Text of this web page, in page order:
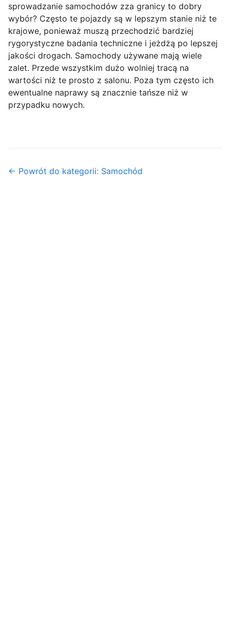
sprowadzanie samochodów zza granicy to dobry
wybór? Często te pojazdy są w lepszym stanie niż te
krajowe, ponieważ muszą przechodzić bardziej
rygorystyczne badania techniczne i jeżdżą po lepszej
jakości drogach. Samochody używane mają wiele
zalet. Przede wszystkim dużo wolniej tracą na
wartości niż te prosto z salonu. Poza tym często ich
ewentualne naprawy są znacznie tańsze niż w
przypadku nowych.
← Powrót do kategorii: Samochód